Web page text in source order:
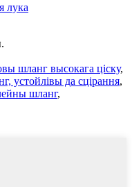
лука
шланг высокага ціску,
устойлівы да сцірання,
шланг,